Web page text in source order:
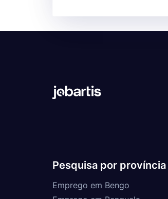
Pesquisa por província
Emprego em Bengo